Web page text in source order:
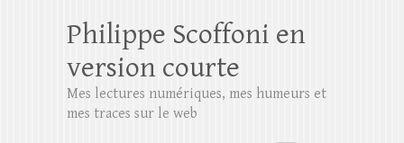
Philippe Scoffoni en
version courte
Mes lectures numériques, mes humeurs et
mes traces sur le web